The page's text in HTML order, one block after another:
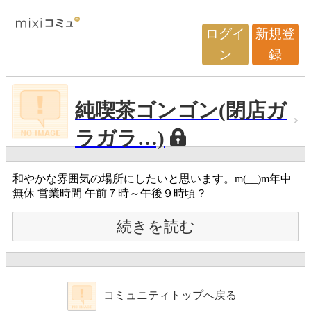
ログイ
ン
新規登
録
純喫茶ゴンゴン(閉店ガ
ラガラ…)
和やかな雰囲気の場所にしたいと思います。m(__)m年中
無休 営業時間 午前７時～午後９時頃？
続きを読む
コミュニティトップへ戻る